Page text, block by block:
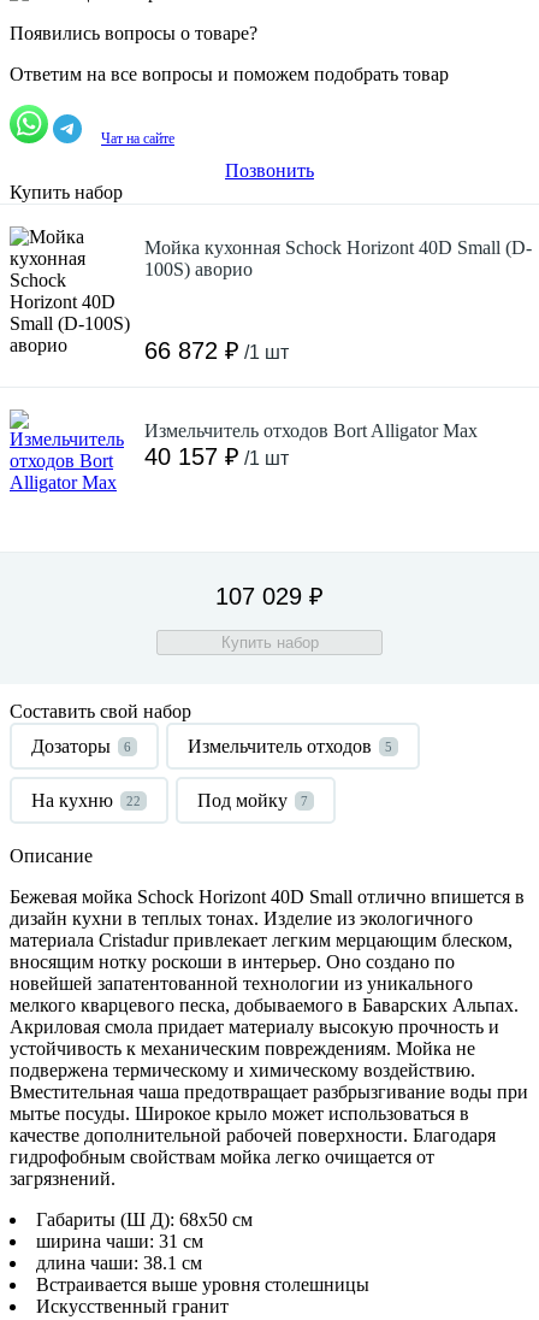
Появились вопросы о товаре?
Ответим на все вопросы и поможем подобрать товар
Чат на сайте
Позвонить
Купить набор
Мойка кухонная Schock Horizont 40D Small (D-
100S) аворио
66 872 ₽ /1 шт
Измельчитель отходов Bort Alligator Max
40 157 ₽ /1 шт
107 029 ₽
Купить набор
Составить свой набор
Дозаторы
6 Измельчитель отходов 5
На кухню 22 Под мойку 7
Описание
Бежевая мойка Schock Horizont 40D Small отлично впишется в
дизайн кухни в теплых тонах. Изделие из экологичного
материала Cristadurпривлекает легким мерцающим блеском,
вносящим нотку роскоши в интерьер. Оно создано по
новейшей запатентованной технологии из уникального
мелкого кварцевого песка, добываемого в Баварских Альпах.
Акриловая смола придает материалу высокую прочность и
устойчивость к механическим повреждениям. Мойка не
подвержена термическому и химическому воздействию.
Вместительная чаша предотвращает разбрызгивание воды при
мытье посуды. Широкое крыло может использоваться в
качестве дополнительной рабочей поверхности. Благодаря
гидрофобным свойствам мойка легко очищается от
загрязнений.
Габариты (Ш Д): 68x50 см
ширина чаши: 31 см
длина чаши: 38.1 см
Встраивается выше уровня столешницы
Искусственный гранит